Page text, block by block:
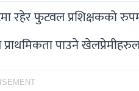
रहेर फुटवल प्रशिक्षकको
पाउने